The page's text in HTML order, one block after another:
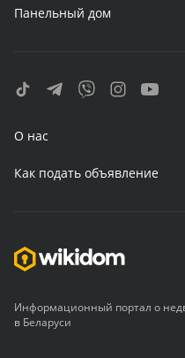
Панельный дом
О нас
Как подать объявление
Информационный портал о
в Беларуси